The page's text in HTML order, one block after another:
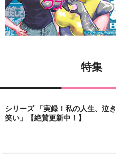
特集
シリーズ 「実録！私の人生、泣き
笑い」【絶賛更新中！】